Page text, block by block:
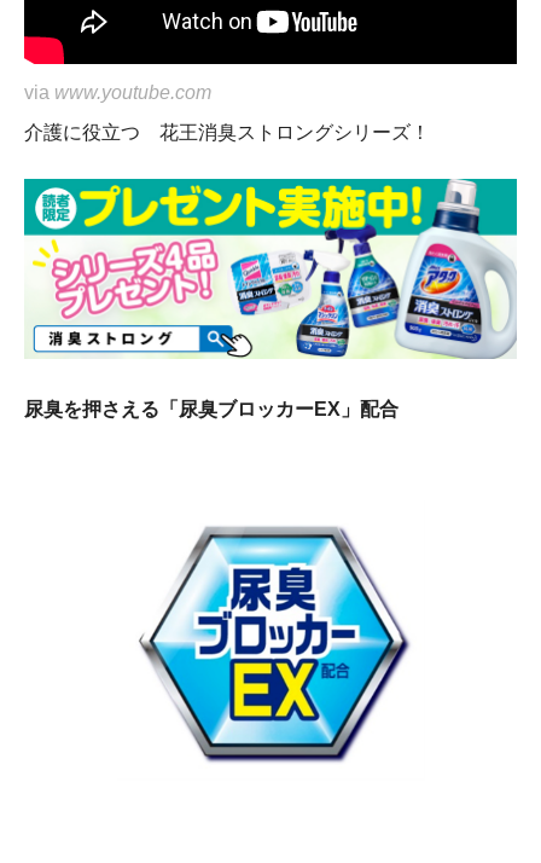
via www.youtube.com
介護に役立つ 花王消臭ストロングシリーズ！
尿臭を押さえる「尿臭ブロッカーEX」配合